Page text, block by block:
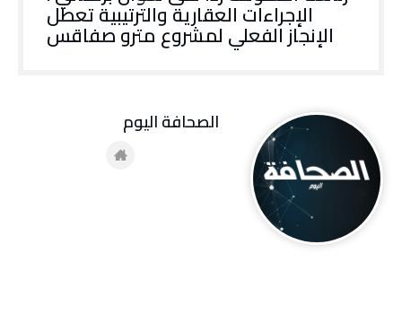
الإجراءات العقارية والترتيبية تعطل
الإنجاز الفعلي لمشروع مترو صفاقس